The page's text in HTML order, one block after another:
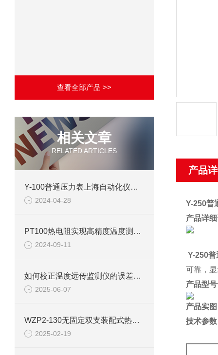
查看全部产品 >>
相关文章
RELATED ARTICLES
Y-100普通压力表上海自动化仪表四厂产品介绍
2024-04-28
PT100热电阻实现高精度温度测量的可靠工具
2024-09-11
如何校正温度远传监测仪的误差呢？
2025-06-07
WZP2-130无固定双支装配式热电阻使用选型
2025-02-19
产品
Y-250普
产品详
Y-250
可靠，
产品型
产品实
技术参